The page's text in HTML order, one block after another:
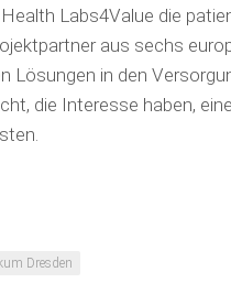
Labs4Value die
aus sechs
Lösungen in den
die Interesse haben,
Dresden